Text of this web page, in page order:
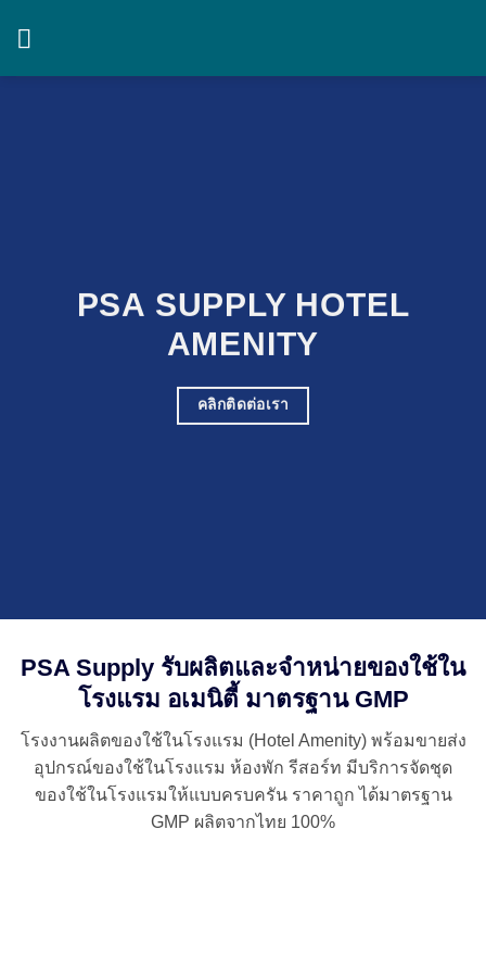
PSA SUPPLY HOTEL
AMENITY
คลิกติดต่อเรา
PSA Supply รับผลิตและจำหน่ายของใช้ใน
โรงแรม อเมนิตี้ มาตรฐาน GMP
โรงงานผลิตของใช้ในโรงแรม (Hotel Amenity) พร้อมขายส่ง
อุปกรณ์ของใช้ในโรงแรม ห้องพัก รีสอร์ท มีบริการจัดชุด
ของใช้ในโรงแรมให้แบบครบครัน ราคาถูก ได้มาตรฐาน
GMP ผลิตจากไทย 100%